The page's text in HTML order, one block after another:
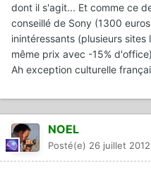
dont il s'agit... Et comme ce
conseillé de Sony (1300
inintéressants (plusieurs
même prix avec -15%
Ah exception culturelle
NOEL
Posté(e) 26 juillet 2012